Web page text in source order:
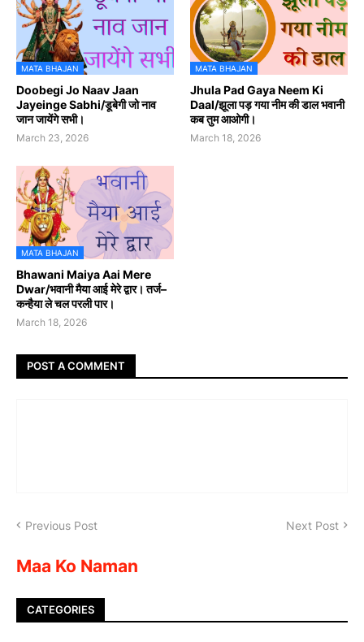
MATA BHAJAN
Doobegi Jo Naav Jaan
Jayeinge Sabhi/डूबेगी जो नाव
जान जायेंगे सभी।
March 23, 2026
MATA BHAJAN
Jhula Pad Gaya Neem Ki
Daal/झूला पड़ गया नीम की डाल भवानी
कब तुम आओगी।
March 18, 2026
MATA BHAJAN
Bhawani Maiya Aai Mere
Dwar/भवानी मैया आई मेरे द्वार। तर्ज–
कन्हैया ले चल परली पार।
March 18, 2026
POST A COMMENT
Previous Post Next Post
Maa Ko Naman
CATEGORIES